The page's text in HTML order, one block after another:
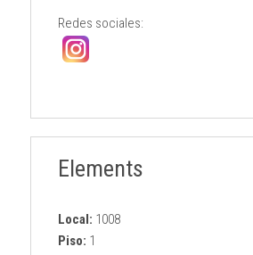
Redes sociales:
Elements
Local: 1008
Piso: 1